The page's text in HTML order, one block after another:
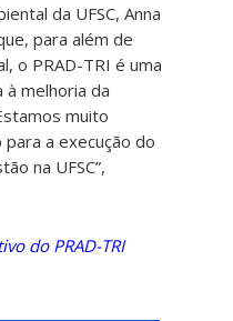
da UFSC, Anna
para além de
o PRAD-TRI é uma
à melhoria da
muito
a execução do
na UFSC”,
do PRAD-TRI